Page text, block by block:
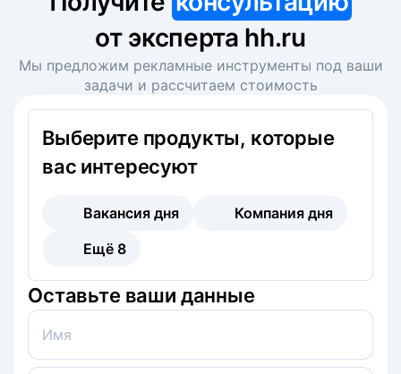
от эксперта hh.ru
Мы предложим рекламные инструменты под ваши
задачи и рассчитаем стоимость
Выберите продукты, которые
вас интересуют
Вакансия дня
Компания дня
Ещё 8
Оставьте ваши данные
Имя